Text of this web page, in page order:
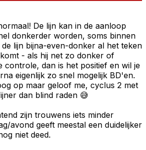
De lijn kan in de aanloop
donkerder worden, soms binnen
de lijn bijna-even-donker al het teken
- als hij net zo donker of
controle, dan is het positief en wil je
eigenlijk zo snel mogelijk BD'en.
op maar geloof me, cyclus 2 met
dan blind raden 😅
zijn trouwens iets minder
avond geeft meestal een duidelijker
niet deed.